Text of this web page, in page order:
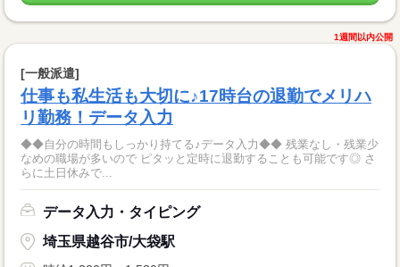
1週間以内公開
[一般派遣]
仕事も私生活も大切に♪17時台の退勤でメリハ
リ勤務！データ入力
◆◆自分の時間もしっかり持てる♪データ入力◆◆ 残業なし・残業少
なめの職場が多いので ピタッと定時に退勤することも可能です◎ さ
らに土日休みで...
データ入力・タイピング
埼玉県越谷市/大袋駅